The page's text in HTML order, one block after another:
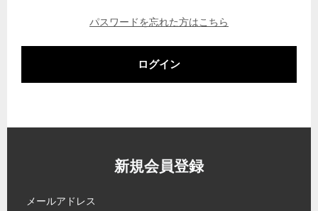
パスワードを忘れた方はこちら
ログイン
新規会員登録
メールアドレス